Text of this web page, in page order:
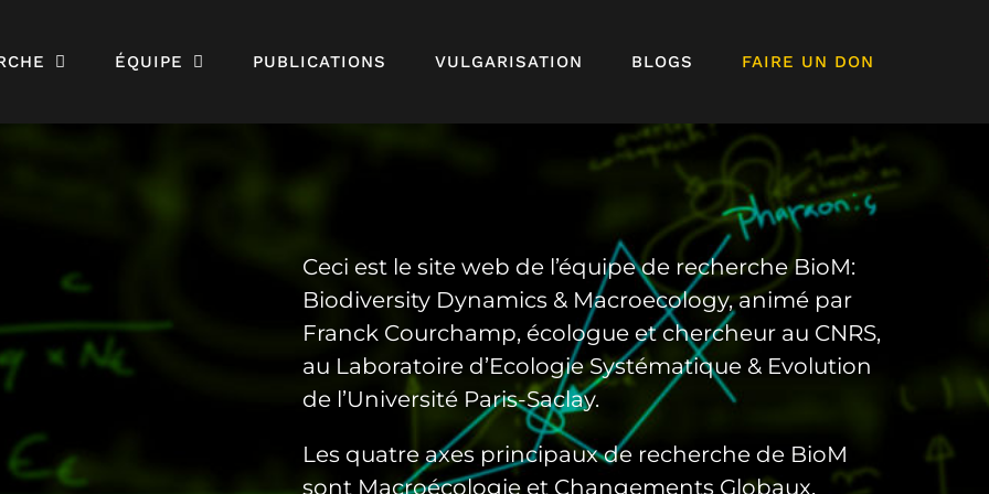
ÉQUIPE PUBLICATIONS VULGARISATION BLOGS FAIRE UN DON
Ceci est le site web de l’équipe de recherche BioM:
Biodiversity Dynamics & Macroecology, animé par
Franck Courchamp, écologue et chercheur au CNRS,
au Laboratoire d’Ecologie Systématique & Evolution
de l’Université Paris-Saclay.
Les quatre axes principaux de recherche de BioM
sont Macroécologie et Changements Globaux,